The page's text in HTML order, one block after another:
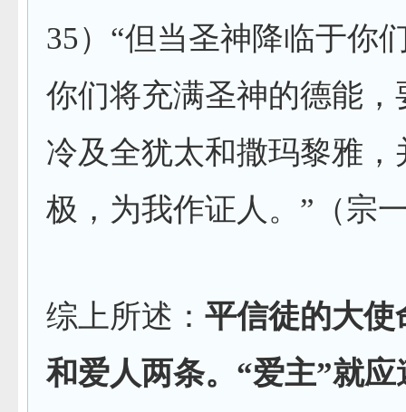
35）“但当圣神降临于你
你们将充满圣神的德能，
冷及全犹太和撒玛黎雅，
极，为我作证人。”（宗
综上所述： 平信徒的大使
和爱人两条。“爱主”就